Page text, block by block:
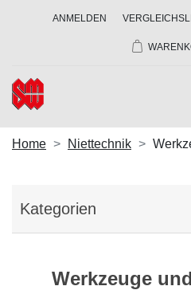
ANMELDEN
Home Niettechnik
Kategorien
Werkzeuge